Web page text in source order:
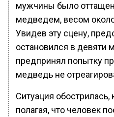
мужчины было
медведем, весом
Увидев эту сцену,
остановился в девяти
предпринял попытку
медведь не
Ситуация
полагая, что человек